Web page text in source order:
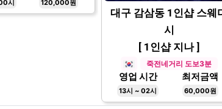
시 120,000원
대구 감삼동 1인샵 스웨
시
[ 1인샵 지나 ]
죽전네거리 도보3분
영업 시간
13시 ~ 02시
최저금액
60,000원